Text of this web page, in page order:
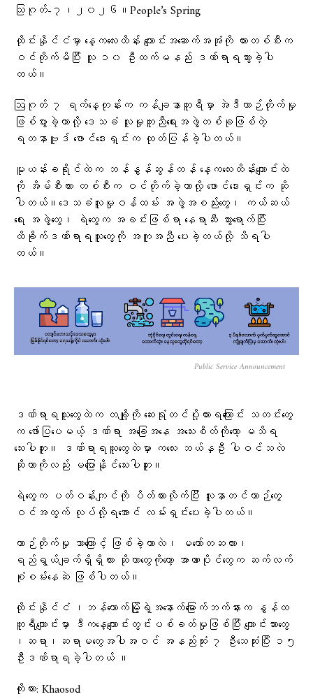
သြဂုတ်-၇၊၂၀၂၆။People’s Spring
ထိုင်းနိုင်ငံမှာ နေ့ကလေးထိန်း ကျောင်းအဆောက်အအုံကို ကားတစ်စီးက
ဝင်တိုက်မိပြီး လူ ၁၀ ဦးထက်မနည်း ဒဏ်ရာရသွားခဲ့ပါ
တယ်။
ဩဂုတ် ၇ ရက်နေ့တုန်းက ကန်ချနာဘူရီမှာ အဲဒီယာဉ်တိုက်မှု
ဖြစ်ပွားခဲ့တာလို့ ဒေသခံ လူမှုကူညီရေးအဖွဲ့တစ်ခုဖြစ်တဲ့
ရတနာဗူဒ် ဖောင်ဒေးရှင်းက ထုတ်ပြန်ခဲ့ပါတယ်။
မူယန်းခရိုင်ထဲက ဘန်နွန်ဆွန်တန် နေ့ကလေးထိန်းကျောင်းထဲ
ကို အိမ်စီးကား တစ်စီးက ဝင်တိုက်ခဲ့တာလို့ ဖောင်ဒေးရှင်းက ဆို
ပါတယ်။ဒေသခံလူမှုဝန်ထမ်း အဖွဲ့အစည်းတွေ၊ ကယ်ဆယ်
ရေး အဖွဲ့တွေ၊ ရဲတွေက အခင်းဖြစ်ရာ နေရာဆီ သွားရောက်ပြီး
ထိခိုက်ဒဏ်ရာရသူတွေကို အကူအညီ ပေးခဲ့တယ်လို့ သိရပါ
တယ်။
Public Service Announcement
ဒဏ်ရာရသူတွေထဲက တချို့ကို ဆေးရုံတင်ပို့ထားရကြောင်း သတင်းတွေ
က ဖော်ပြပေမယ့် ဒဏ်ရာ အခြေအနေ အသေးစိတ်ကိုတော့ မသိရ
သေးပါဘူး။ ဒဏ်ရာရသူတွေထဲမှာ ကလေး ဘယ်နှဦး ပါဝင်သလဲ
ဆိုတာကိုလည်း မပြောနိုင်သေးပါဘူး။
ရဲတွေက ပတ်ဝန်းကျင်ကို ပိတ်ထားလိုက်ပြီး လူနာတင်ယာဉ်တွေ
ဝင်အထွက် လုပ်လို့ရအောင် လမ်းရှင်းပေးခဲ့ပါတယ်။
ယာဉ်တိုက်မှု ဘာကြောင့် ဖြစ်ခဲ့တာလဲ၊ မတော်တဆလား၊
ရည်ရွယ်ချက်ရှိရှိလား ဆိုတာတွေကိုတော့ အာဏာပိုင်တွေက ဆက်လက်
စုံစမ်းနေဆဲ ဖြစ်ပါတယ်။
ထိုင်းနိုင်ငံ ၊ဘန်​ကောက်မြို့ရဲ့အ​နောက်​မြောက်ဘက်နားက နွန်ထ
ဘူရီ​ကျောင်းမှာ ဒီက​နေ့ကျောင်းတွင်းပစ်ခတ်မှုဖြစ်ပြီး ကျောင်းသား​တွေ
၊ဆရာ၊ဆရာမ​တွေအပါအဝင် အနည်းဆုံး ၇ ဦး​သေဆုံးပြီး ၁၅
ဦးဒဏ်ရာရခဲ့ပါတယ် ။
ကိုးကား: Khaosod